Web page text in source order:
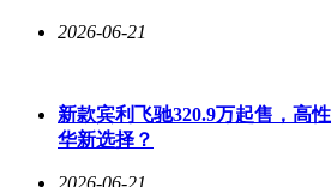
2026-06-21
新款宾利飞驰320.9万起售，高
华新选择？
2026-06-21